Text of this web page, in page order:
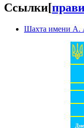
Ссылки[
Шахта имени А.